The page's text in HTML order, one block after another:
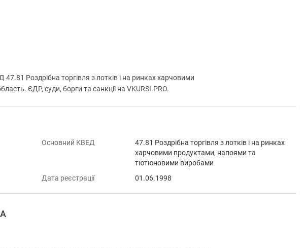
Роздрібна торгівля з лотків і на ринках харчовими
ЄДР, суди, борги та санкції на VKURSI.PRO.
Основний КВЕД
47.81 Роздрібна торгівля з лотків і на ринках
харчовими продуктами, напоями та
тютюновими виробами
Дата реєстрації 01.06.1998